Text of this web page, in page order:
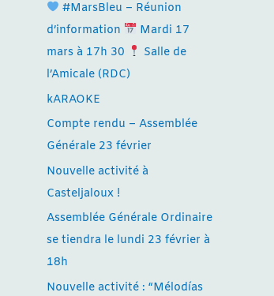
#MarsBleu – Réunion
d’information
Mardi 17
mars à 17h 30
Salle de
l’Amicale (RDC)
kARAOKE
Compte rendu – Assemblée
Générale 23 février
Nouvelle activité à
Casteljaloux !
Assemblée Générale Ordinaire
se tiendra le lundi 23 février à
18h
Nouvelle activité : “Mélodías